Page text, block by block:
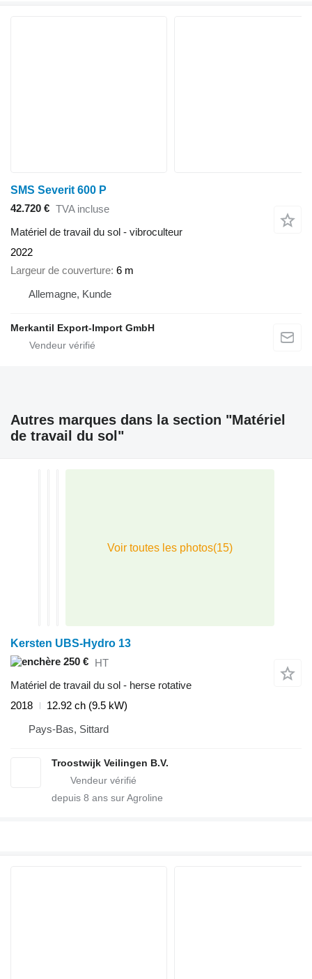
SMS Severit 600 P
42.720 € TVA incluse
Matériel de travail du sol - vibroculteur
2022
Largeur de couverture 6 m
Allemagne, Kunde
Merkantil Export-Import GmbH
Autres marques dans la section "Matériel
de travail du sol"
Kersten UBS-Hydro 13
250 € HT
Matériel de travail du sol - herse rotative
2018
12.92 ch (9.5 kW)
Pays-Bas, Sittard
Troostwijk Veilingen B.V.
depuis 8 ans sur Agroline